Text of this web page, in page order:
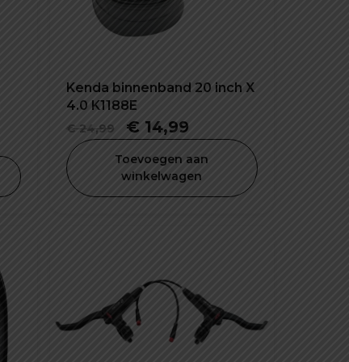
Kenda binnenband 20 inch X
4.0 K1188E
€24,99
Oorspronkelijke
was:
€ 24,99.
€14,99Huidige
is:
€ 14,99.
Toevoegen aan
winkelwagen